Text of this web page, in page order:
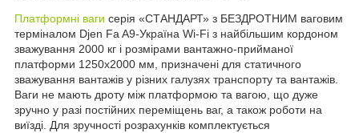
Платформні ваги серія «СТАНДАРТ» з БЕЗДРОТНИМ ваговим
терміналом Djen Fa A9-Україна Wi-Fi з найбільшим кордоном
зважування 2000 кг і розмірами вантажно-прийманої
платформи 1250х2000 мм, призначені для статичного
зважування вантажів у різних галузях транспорту та вантажів.
Ваги не мають дроту між платформою та вагою, що дуже
зручно у разі постійних переміщень ваг, а також роботи на
виїзді. Для зручності розрахунків комплектується